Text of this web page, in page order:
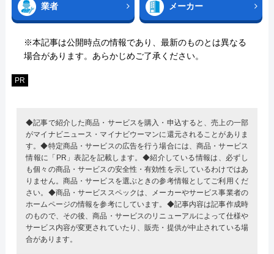
業者 メーカー
※本記事は公開時点の情報であり、最新のものとは異なる
場合があります。あらかじめご了承ください。
PR
◆記事で紹介した商品・サービスを購入・申込すると、売上の一部
がマイナビニュース・マイナビウーマンに還元されることがありま
す。◆特定商品・サービスの広告を行う場合には、商品・サービス
情報に「PR」表記を記載します。◆紹介している情報は、必ずし
も個々の商品・サービスの安全性・有効性を示しているわけではあ
りません。商品・サービスを選ぶときの参考情報としてご利用くだ
さい。◆商品・サービススペックは、メーカーやサービス事業者の
ホームページの情報を参考にしています。◆記事内容は記事作成時
のもので、その後、商品・サービスのリニューアルによって仕様や
サービス内容が変更されていたり、販売・提供が中止されている場
合があります。